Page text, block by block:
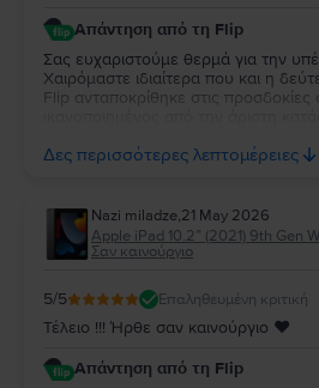
Απάντηση από τη Flip
Σας ευχαριστούμε θερμά για την
Χαιρόμαστε ιδιαίτερα που και η
Flip ανταποκρίθηκε στις προσδοκίες
μας να σας εξυπηρετήσουμε ξανά
Δες περισσότερες λεπτομέρειες
Nazi miladze,21 May 2026
Apple iPad 10.2” (2021) 9th Gen
Σαν καινούργιο
5/5 Επαληθευμένη κριτική
Τέλειο !!! Ήρθε σαν καινούργιο ♥️
Απάντηση από τη Flip